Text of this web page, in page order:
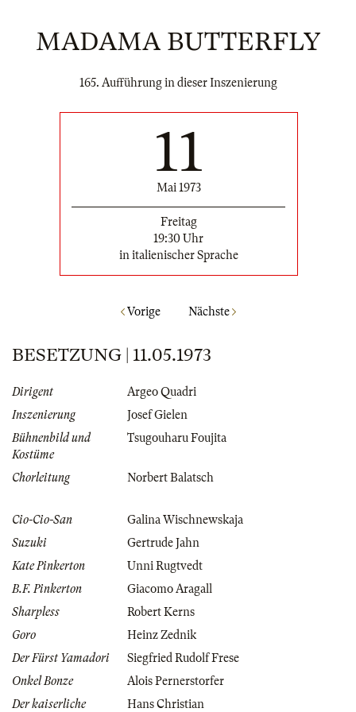
MADAMA BUTTERFLY
165. Aufführung in dieser Inszenierung
11
Mai 1973
Freitag
19:30 Uhr
in italienischer Sprache
Vorige Nächste
BESETZUNG | 11.05.1973
Dirigent
Argeo Quadri
Inszenierung
Josef Gielen
Bühnenbild und
Kostüme
Tsugouharu Foujita
Chorleitung Norbert Balatsch
Cio-Cio-San
Galina Wischnewskaja
Suzuki
Gertrude Jahn
Kate Pinkerton
Unni Rugtvedt
B.F. Pinkerton
Giacomo Aragall
Sharpless
Robert Kerns
Goro
Heinz Zednik
Der Fürst Yamadori
Siegfried Rudolf Frese
Onkel Bonze
Alois Pernerstorfer
Der kaiserliche
Hans Christian